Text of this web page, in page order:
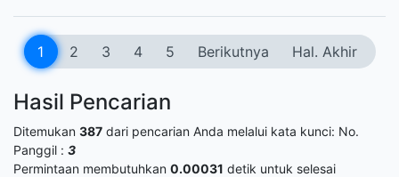
1 2 3 4 5 Berikutnya Hal. Akhir
Hasil Pencarian
Ditemukan 387 dari pencarian Anda melalui kata kunci: No.
Panggil : 3
Permintaan membutuhkan 0.00031 detik untuk selesai